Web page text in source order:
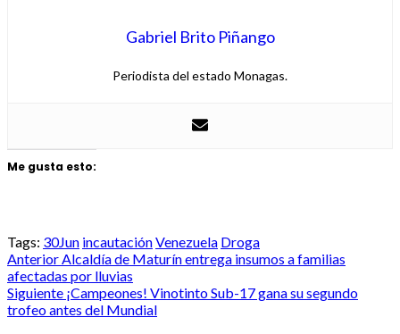
Gabriel Brito Piñango
Periodista del estado Monagas.
Me gusta esto:
Tags: 30Jun incautaciónVenezuela Droga
Post
navigation
AnteriorAlcaldía de Maturín entrega insumos a familias
afectadas por lluvias
Siguiente ¡Campeones! Vinotinto Sub-17 gana su segundo
trofeo antes del Mundial